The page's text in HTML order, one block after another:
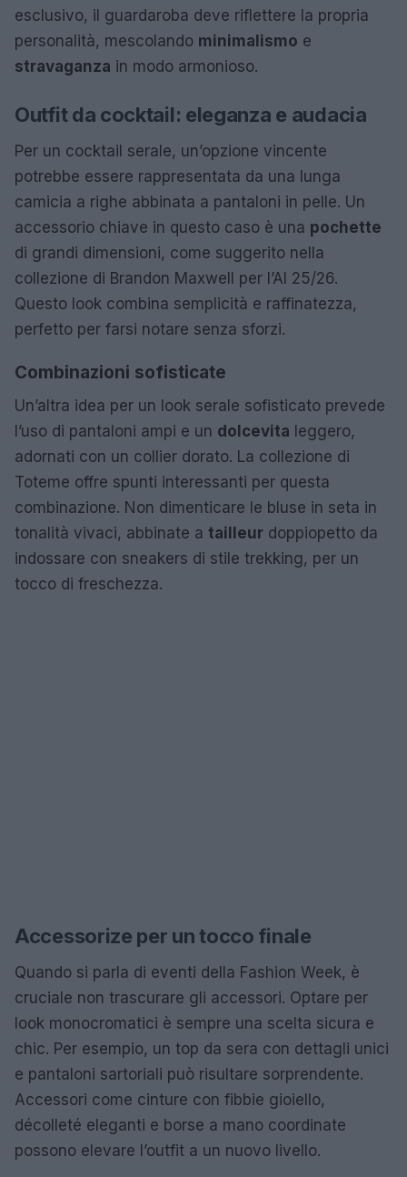
esclusivo, il guardaroba deve riflettere la propria
personalità, mescolando minimalismo e
stravaganza in modo armonioso.
Outfit da cocktail: eleganza e audacia
Per un cocktail serale, un’opzione vincente
potrebbe essere rappresentata da una lunga
camicia a righe abbinata a pantaloni in pelle. Un
accessorio chiave in questo caso è una pochette
di grandi dimensioni, come suggerito nella
collezione di Brandon Maxwell per l’AI 25/26.
Questo look combina semplicità e raffinatezza,
perfetto per farsi notare senza sforzi.
Combinazioni sofisticate
Un’altra idea per un look serale sofisticato prevede
l’uso di pantaloni ampi e un dolcevita leggero,
adornati con un collier dorato. La collezione di
Toteme offre spunti interessanti per questa
combinazione. Non dimenticare le bluse in seta in
tonalità vivaci, abbinate a tailleur doppiopetto da
indossare con sneakers di stile trekking, per un
tocco di freschezza.
Accessorize per un tocco finale
Quando si parla di eventi della Fashion Week, è
cruciale non trascurare gli accessori. Optare per
look monocromatici è sempre una scelta sicura e
chic. Per esempio, un top da sera con dettagli unici
e pantaloni sartoriali può risultare sorprendente.
Accessori come cinture con fibbie gioiello,
décolleté eleganti e borse a mano coordinate
possono elevare l’outfit a un nuovo livello.